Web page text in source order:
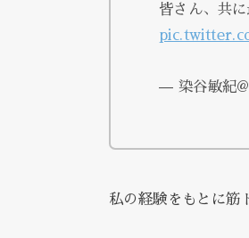
皆さん、共
— 染谷敏紀
私の経験をもとに筋